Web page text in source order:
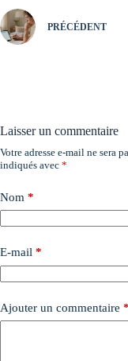
PRÉCÉDENT
Laisser un commentaire
Votre adresse e-mail ne sera
indiqués avec *
Nom *
E-mail *
Ajouter un commentaire *